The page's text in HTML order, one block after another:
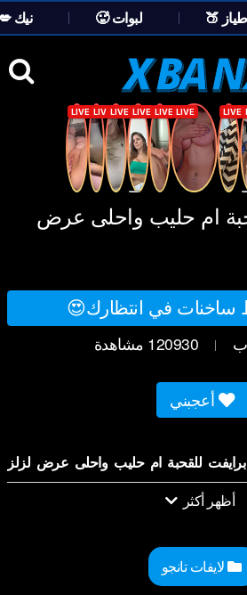
اطياز 🥵 لبوات
💋 نيك
ام حليب واحلى عرض
ساخنات في انتظارك😍
120930 مشاهدة |
أعجبني
للقحبة ام حليب واحلى عرض لزلز
أظهر أكثر
لايفات تانجو